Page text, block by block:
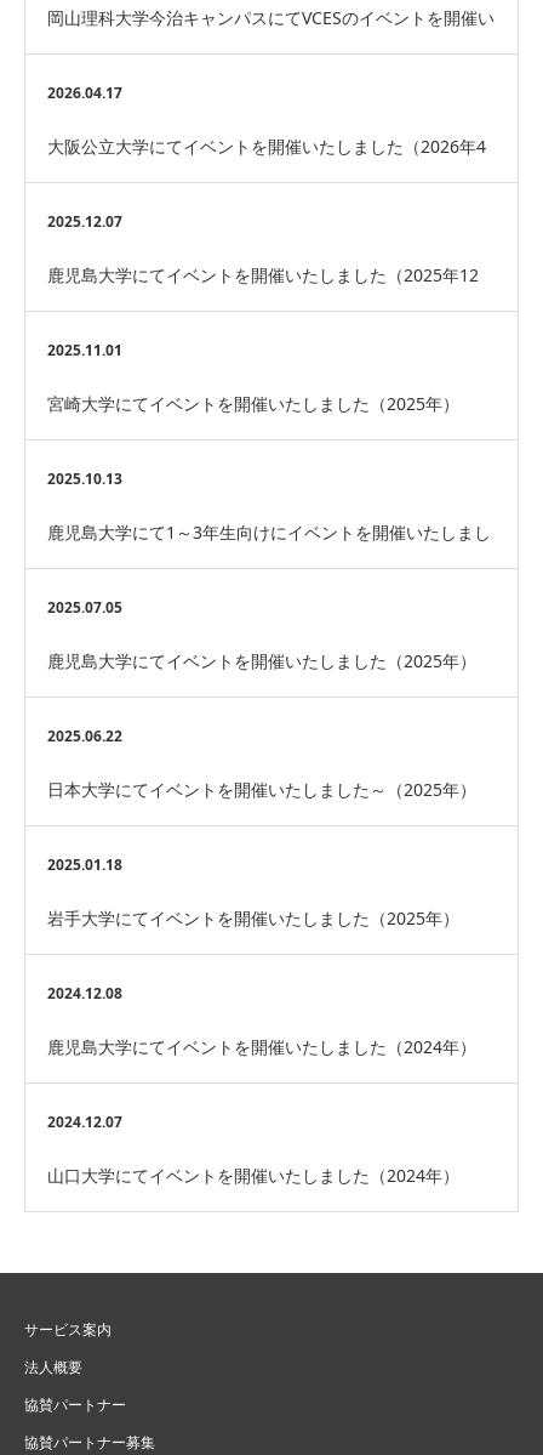
岡山理科大学今治キャンパスにてVCESのイベントを開催い
たしました。
2026.04.17
大阪公立大学にてイベントを開催いたしました（2026年4
月）
2025.12.07
鹿児島大学にてイベントを開催いたしました（2025年12
月）
2025.11.01
宮崎大学にてイベントを開催いたしました（2025年）
2025.10.13
鹿児島大学にて1～3年生向けにイベントを開催いたしまし
た（2025年）
2025.07.05
鹿児島大学にてイベントを開催いたしました（2025年）
2025.06.22
日本大学にてイベントを開催いたしました～（2025年）
2025.01.18
岩手大学にてイベントを開催いたしました（2025年）
2024.12.08
鹿児島大学にてイベントを開催いたしました（2024年）
2024.12.07
山口大学にてイベントを開催いたしました（2024年）
サービス案内
法人概要
協賛パートナー
協賛パートナー募集